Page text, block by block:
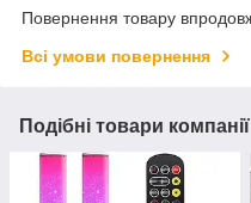
Повернення товару
Всі умови повернення
Подібні товари компанії